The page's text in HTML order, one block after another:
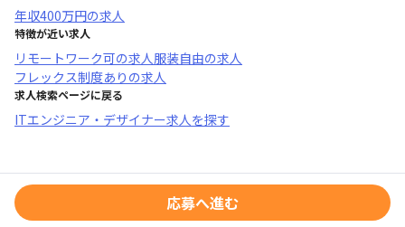
年収400万円の求人
特徴が近い求人
リモートワーク可の求人服装自由の求人
フレックス制度あり の求人
求人検索ページに戻る
ITエンジニア・デザイナー求人を探す
応募へ進む